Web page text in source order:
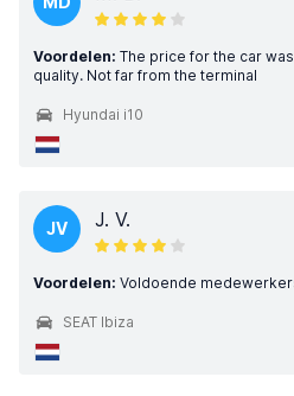
Voordelen: The price for the car
quality. Not far from the terminal
Hyundai i10
JV J. V.
Voordelen: Voldoende
SEAT Ibiza